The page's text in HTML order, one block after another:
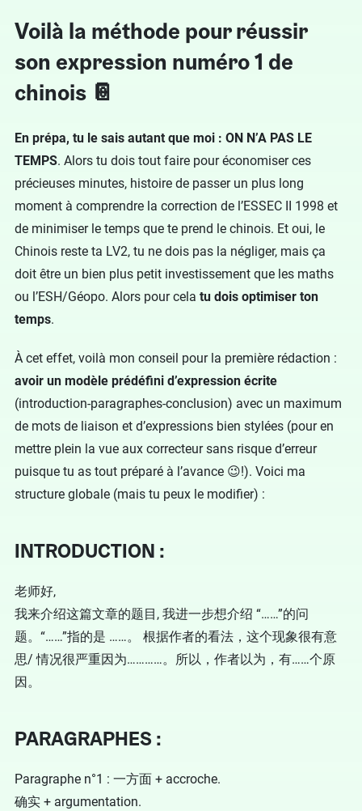
Voilà la méthode pour réussir
son expression numéro 1 de
chinois 📔
En prépa, tu le sais autant que moi : ON N’A PAS LE
TEMPS. Alors tu dois tout faire pour économiser ces
précieuses minutes, histoire de passer un plus long
moment à comprendre la correction de l’ESSEC II 1998 et
de minimiser le temps que te prend le chinois. Et oui, le
Chinois reste ta LV2, tu ne dois pas la négliger, mais ça
doit être un bien plus petit investissement que les maths
ou l’ESH/Géopo. Alors pour cela tu dois optimiser ton
temps.
À cet effet, voilà mon conseil pour la première rédaction :
avoir un modèle prédéfini d’expression écrite
(introduction-paragraphes-conclusion) avec un maximum
de mots de liaison et d’expressions bien stylées (pour en
mettre plein la vue aux correcteur sans risque d’erreur
puisque tu as tout préparé à l’avance 😉!). Voici ma
structure globale (mais tu peux le modifier) :
INTRODUCTION :
老师好,
我来介绍这篇文章的题目, 我进一步想介绍 “……”的问
题。“……”指的是 ……。 根据作者的看法，这个现象很有意
思/ 情况很严重因为…………。所以，作者以为，有……个原
因。
PARAGRAPHES :
Paragraphe n°1 : 一方面 + accroche.
确实 + argumentation.